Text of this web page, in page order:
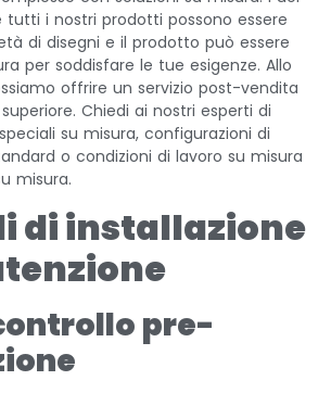
tutti i nostri prodotti possono essere
di disegni e il prodotto può essere
per soddisfare le tue esigenze. Allo
offrire un servizio post-vendita
Chiedi ai nostri esperti di
su misura, configurazioni di
o condizioni di lavoro su misura
misura.
di installazione
pre-